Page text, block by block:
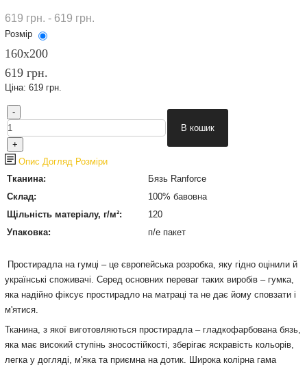
619 грн. - 619 грн.
Розмір
160х200
619 грн.
Ціна: 619 грн.
Опис Догляд Розміри
Тканина:
Бязь Ranforce
Склад:
100% бавовна
Щільність матеріалу, г/м²:
120
Упаковка:
п/е пакет
Простирадла на гумці – це європейська розробка, яку гідно оцінили й
українські споживачі. Серед основних переваг таких виробів – гумка,
яка надійно фіксує простирадло на матраці та не дає йому сповзати і
м'ятися.
Тканина, з якої виготовляються простирадла – гладкофарбована бязь,
яка має високий ступінь зносостійкості, зберігає яскравість кольорів,
легка у догляді, м'яка та приємна на дотик. Широка колірна гама